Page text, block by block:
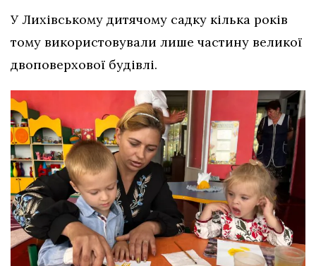
У Лихівському дитячому садку кілька років
тому використовували лише частину великої
двоповерхової будівлі.